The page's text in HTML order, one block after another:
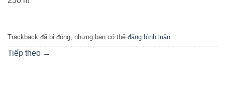
Trackback đã bị đóng, nhưng bạn có thể đăng bình luận.
Tiếp theo →